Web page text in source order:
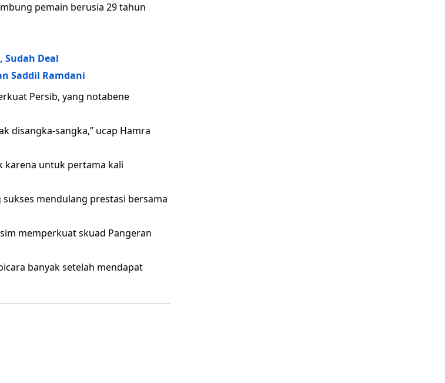
pemain berusia 29 tahun
Sudah Deal
Saddil Ramdani
Persib, yang notabene
disangka-sangka,” ucap Hamra
karena untuk pertama kali
mendulang prestasi bersama
memperkuat skuad Pangeran
banyak setelah mendapat